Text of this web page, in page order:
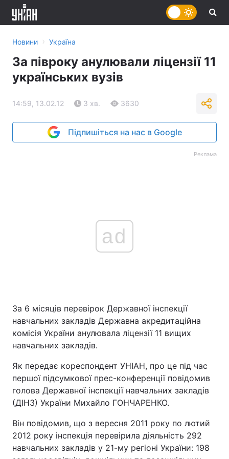
Новини › Україна
За півроку анулювали ліцензії 11
українських вузів
14:59, 13.02.12 3 хв. 3630
Підпишіться на нас в Google
Реклама
ad
За 6 місяців перевірок Державної інспекції
навчальних закладів Державна акредитаційна
комісія України анулювала ліцензії 11 вищих
навчальних закладів.
Як передає кореспондент УНІАН, про це під час
першої підсумкової прес-конференції повідомив
голова Державної інспекції навчальних закладів
(ДІНЗ) України Михайло ГОНЧАРЕНКО.
Він повідомив, що з вересня 2011 року по лютий
2012 року інспекція перевірила діяльність 292
навчальних закладів у 21-му регіоні України: 198